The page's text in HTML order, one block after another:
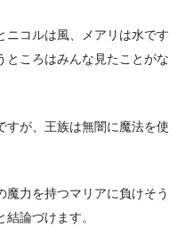
ニコルは風、メアリは水です
ところはみんな見たことがな
すが、王族は無闇に魔法を使
魔力を持つマリアに負けそう
論づけます。